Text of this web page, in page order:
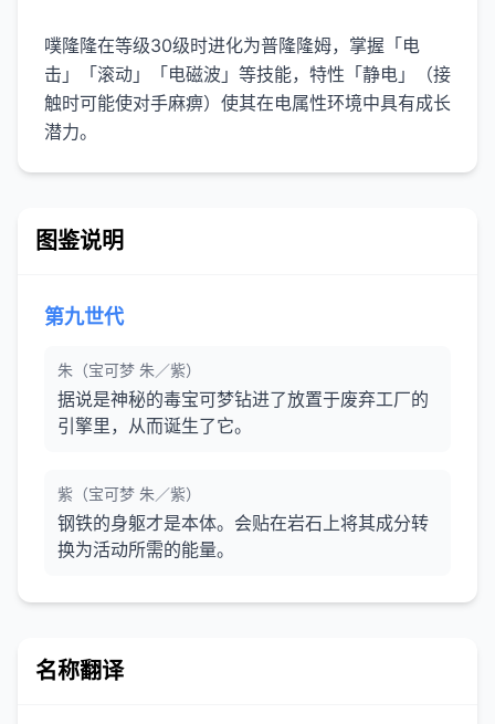
噗隆隆在等级30级时进化为普隆隆姆，掌握「电
击」「滚动」「电磁波」等技能，特性「静电」（接
触时可能使对手麻痹）使其在电属性环境中具有成长
潜力。
图鉴说明
第九世代
朱（宝可梦 朱／紫）
据说是神秘的毒宝可梦钻进了放置于废弃工厂的
引擎里，从而诞生了它。
紫（宝可梦 朱／紫）
钢铁的身躯才是本体。会贴在岩石上将其成分转
换为活动所需的能量。
名称翻译